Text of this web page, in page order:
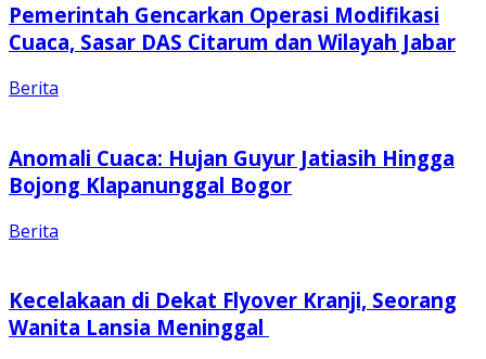
Pemerintah Gencarkan Operasi Modifikasi
Cuaca, Sasar DAS Citarum dan Wilayah Jabar
Berita
Anomali Cuaca: Hujan Guyur Jatiasih Hingga
Bojong Klapanunggal Bogor
Berita
Kecelakaan di Dekat Flyover Kranji, Seorang
Wanita Lansia Meninggal